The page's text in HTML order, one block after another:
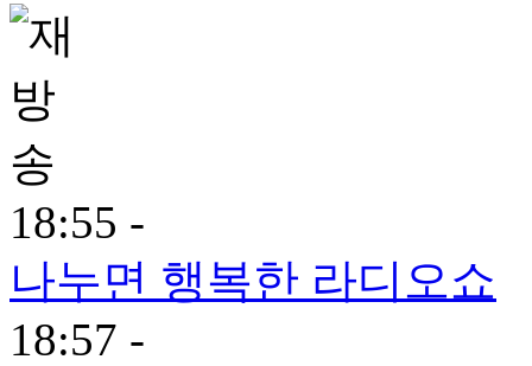
18:55 -
나누면 행복한 라디오쇼
18:57 -